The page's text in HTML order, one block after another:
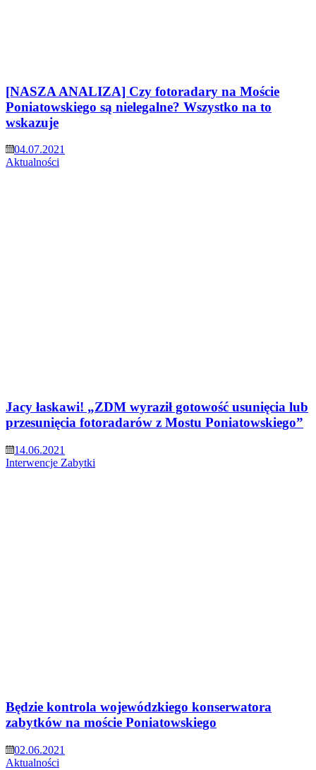
[NASZA ANALIZA] Czy fotoradary na Moście
Poniatowskiego są nielegalne? Wszystko na to
wskazuje
04.07.2021
Aktualności
Jacy łaskawi! „ZDM wyraził gotowość usunięcia lub
przesunięcia fotoradarów z Mostu Poniatowskiego”
14.06.2021
Interwencje Zabytki
Będzie kontrola wojewódzkiego konserwatora
zabytków na moście Poniatowskiego
02.06.2021
Aktualności